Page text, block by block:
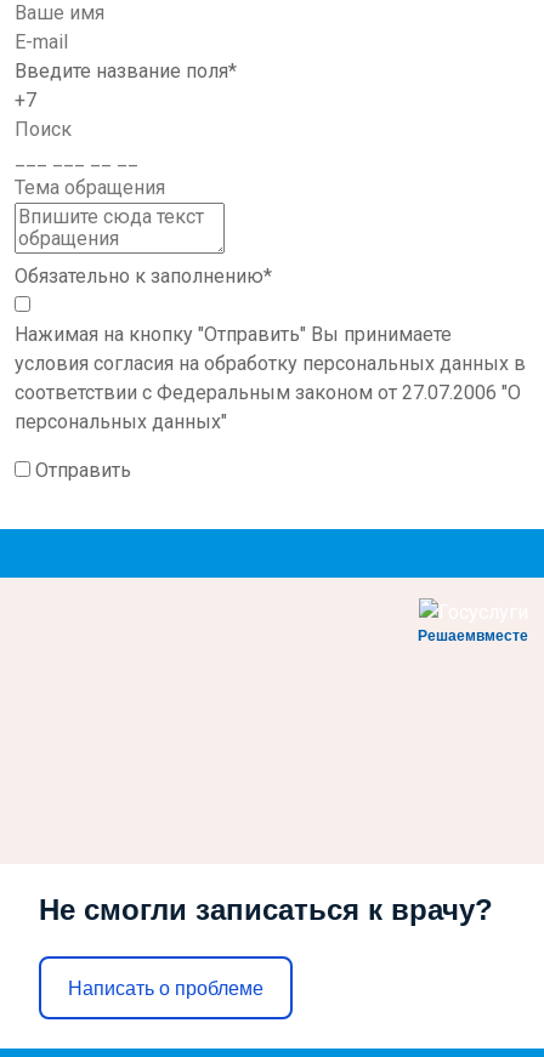
Введите название поля*
+7
Обязательно к заполнению*
Нажимая на кнопку "Отправить" Вы принимаете
условия согласия на обработку персональных данных в
соответствии с Федеральным законом от 27.07.2006 "О
персональных данных"
Отправить
Решаемвместе
Не смогли записаться к врачу?
Написать о проблеме